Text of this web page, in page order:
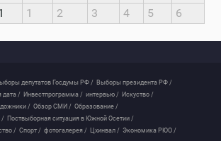
1 2 3 4 5 6
депутатов Госдумы РФ / Выборы президента РФ /
дата / Инвестпрограмма / интервью / Искуство /
/ Обзор СМИ / Образование /
/ Поствыборная ситуация в Южной Осетии /
/ Спорт / фотогалерея / Цхинвал / Экономика РЮО /